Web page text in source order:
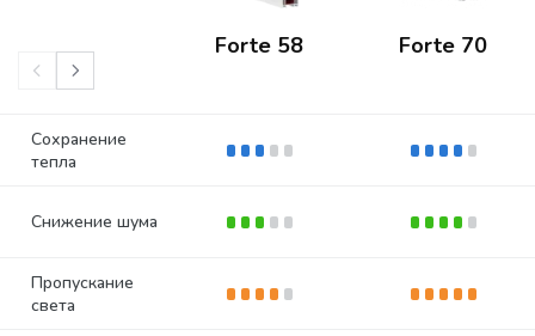
Forte 58 Forte 70
Сохранение
тепла
Снижение шума
Пропускание
света